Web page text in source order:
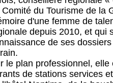
Comité du Tourisme de la
d'une femme de
depuis 2010, et qui
de ses
le plan professionnel,
de stations services